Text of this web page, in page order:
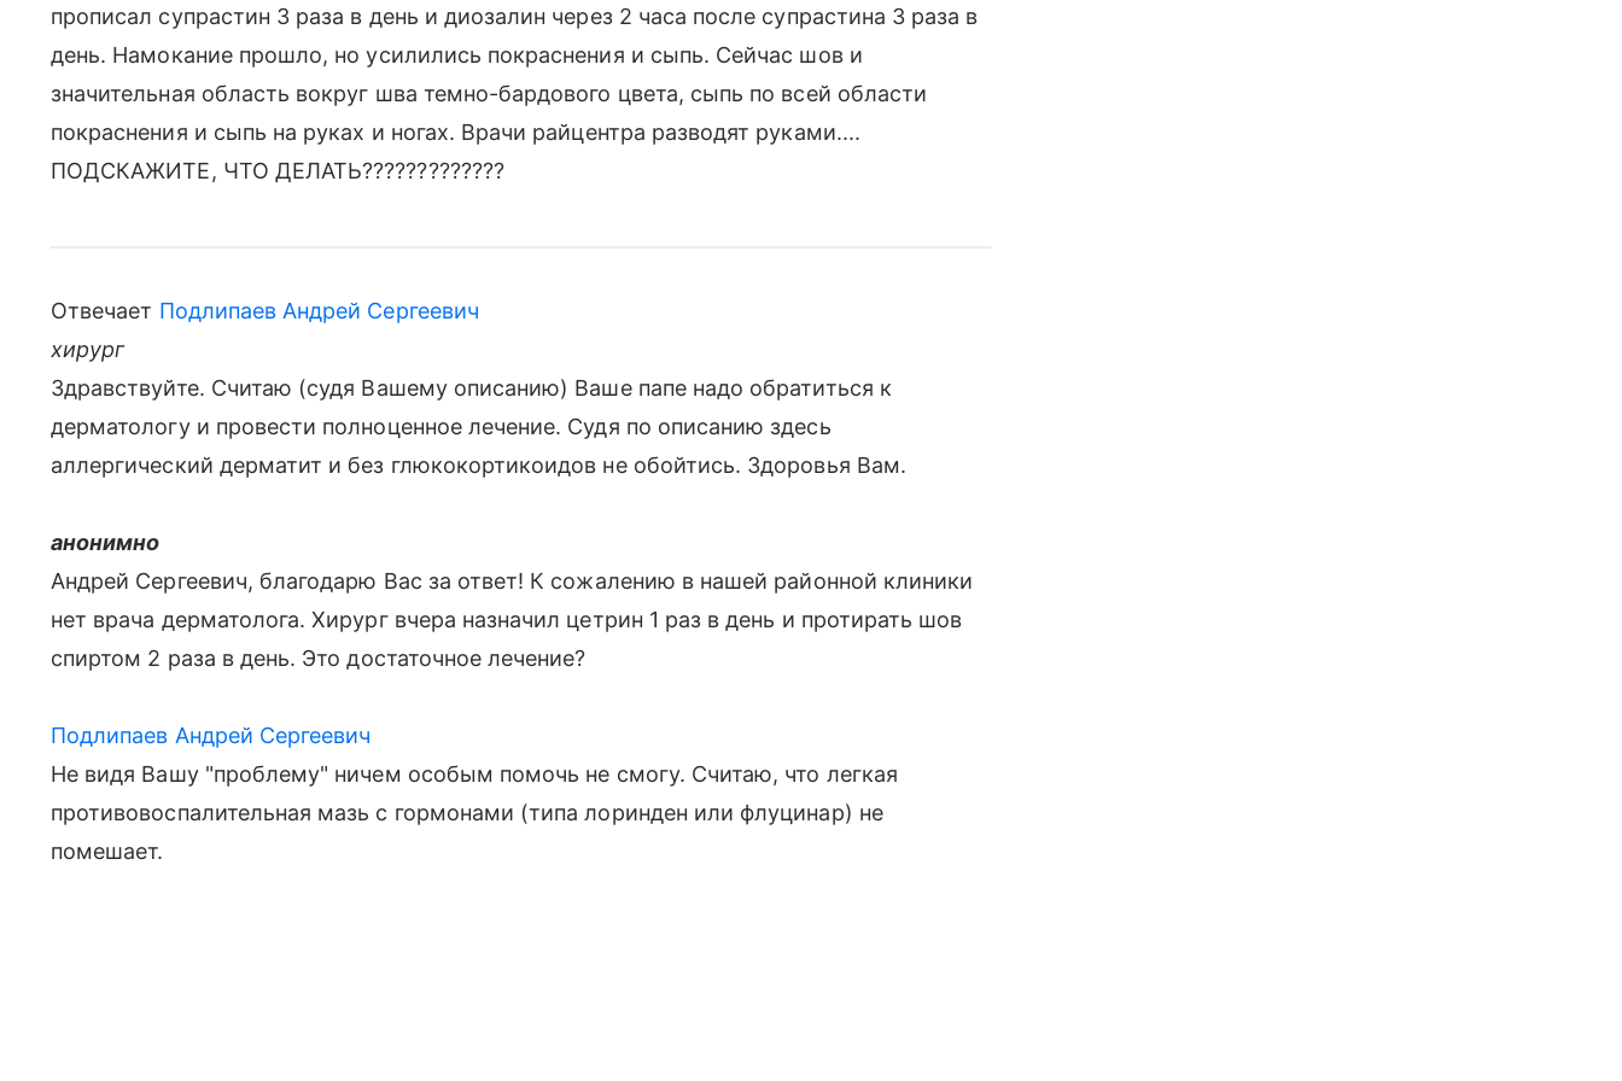
прописал супрастин 3 раза в день и диозалин через 2 часа после супрастина 3 раза в
день. Намокание прошло, но усилились покраснения и сыпь. Сейчас шов и
значительная область вокруг шва темно-бардового цвета, сыпь по всей области
покраснения и сыпь на руках и ногах. Врачи райцентра разводят руками....
ПОДСКАЖИТЕ, ЧТО ДЕЛАТЬ?????????????
Отвечает Подлипаев Андрей Сергеевич
хирург
Здравствуйте. Считаю (судя Вашему описанию) Ваше папе надо обратиться к
дерматологу и провести полноценное лечение. Судя по описанию здесь
аллергический дерматит и без глюкокортикоидов не обойтись. Здоровья Вам.
анонимно
Андрей Сергеевич, благодарю Вас за ответ! К сожалению в нашей районной клиники
нет врача дерматолога. Хирург вчера назначил цетрин 1 раз в день и протирать шов
спиртом 2 раза в день. Это достаточное лечение?
Подлипаев Андрей Сергеевич
Не видя Вашу "проблему" ничем особым помочь не смогу. Считаю, что легкая
противовоспалительная мазь с гормонами (типа лоринден или флуцинар) не
помешает.